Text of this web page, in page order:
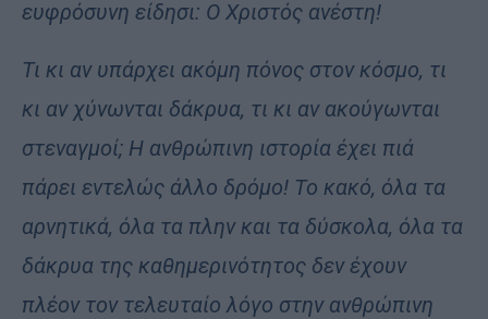
ευφρόσυνη είδησι: Ο Χριστός ανέστη!
Τι κι αν υπάρχει ακόμη πόνος στον κόσμο, τι
κι αν χύνωνται δάκρυα, τι κι αν ακούγωνται
στεναγμοί; Η ανθρώπινη ιστορία έχει πιά
πάρει εντελώς άλλο δρόμο! Το κακό, όλα τα
αρνητικά, όλα τα πλην και τα δύσκολα, όλα τα
δάκρυα της καθημερινότητος δεν έχουν
πλέον τον τελευταίο λόγο στην ανθρώπινη